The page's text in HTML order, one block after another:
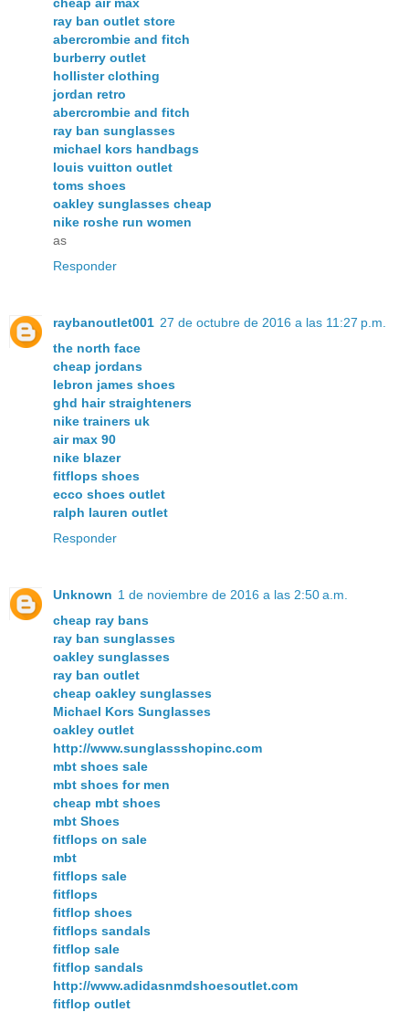
ray ban outlet store
abercrombie and fitch
burberry outlet
hollister clothing
jordan retro
abercrombie and fitch
ray ban sunglasses
michael kors handbags
louis vuitton outlet
toms shoes
oakley sunglasses cheap
nike roshe run women
as
Responder
raybanoutlet001 27 de octubre de 2016 a las 11:27 p.m.
the north face
cheap jordans
lebron james shoes
ghd hair straighteners
nike trainers uk
air max 90
nike blazer
fitflops shoes
ecco shoes outlet
ralph lauren outlet
Responder
Unknown 1 de noviembre de 2016 a las 2:50 a.m.
cheap ray bans
ray ban sunglasses
oakley sunglasses
ray ban outlet
cheap oakley sunglasses
Michael Kors Sunglasses
oakley outlet
http://www.sunglassshopinc.com
mbt shoes sale
mbt shoes for men
cheap mbt shoes
mbt Shoes
fitflops on sale
mbt
fitflops sale
fitflops
fitflop shoes
fitflops sandals
fitflop sale
fitflop sandals
http://www.adidasnmdshoesoutlet.com
fitflop outlet